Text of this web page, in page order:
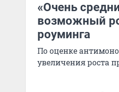
«Очень
возможный
роуминга
По оценке
увеличения роста